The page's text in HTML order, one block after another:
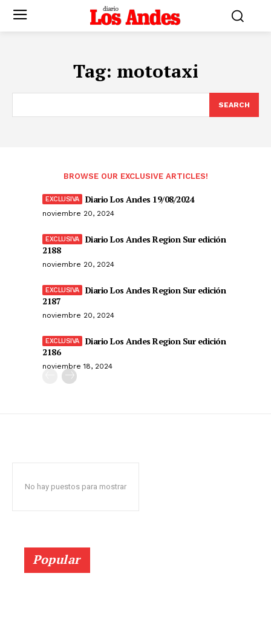
Tag: mototaxi
SEARCH
BROWSE OUR EXCLUSIVE ARTICLES!
Diario Los Andes 19/08/2024
noviembre 20, 2024
Diario Los Andes Region Sur edición
2188
noviembre 20, 2024
Diario Los Andes Region Sur edición
2187
noviembre 20, 2024
Diario Los Andes Region Sur edición
2186
noviembre 18, 2024
No hay puestos para mostrar
Popular